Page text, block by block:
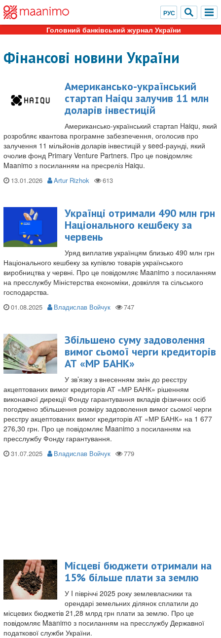
Головний банківський журнал України
Фінансові новини України
Американсько-український
стартап Haiqu залучив 11 млн
доларів інвестицій
Американсько-український стартап Haiqu, який
розробляє квантова програмне забезпечення, оголосив про
залучення 11 мільйонів доларів інвестицій у seed-раунді, який
очолив фонд Primary Venture Partners. Про це повідомляє
Maanimo з посиланням на пресреліз Haiqu.
13.01.2026 Artur Rizhok
Українці отримали 490 млн грн
Національного кешбеку за
червень
Уряд виплатив українцям близько 490 млн грн
Національного кешбеку за купівлю товарів українського
виробництва у червні. Про це повідомляє Maanimo з посиланням
на пресслужбу Міністерства економіки, довкілля та сільського
господарства.
01.08.2025 Владислав Войчук
Збільшено суму задоволення
вимог сьомої черги кредиторів
АТ «МР БАНК»
У зв’язку з внесенням змін до реєстру
акцептованих вимог кредиторів АТ «МР БАНК» рішенням
виконавчої дирекції Фонду гарантування вкладів фізичних осіб
погоджено збільшення розміру задоволення вимог сьомої черги
реєстру акцептованих вимог кредиторів АТ «МР БАНК» на 1 677
276,30 грн. Про це повідомляє Maanimo з посиланням на
пресслужбу Фонду гарантування.
31.07.2025 Владислав Войчук
Місцеві бюджети отримали на
15% більше плати за землю
У I півріччі 2025 року землевласники та
орендарі земельних ділянок сплатили до
місцевих бюджетів 21,28 млрд грн плати за землю. Про це
повідомляє Maanimo з посиланням на пресслужбу Державної
податкової служби України.